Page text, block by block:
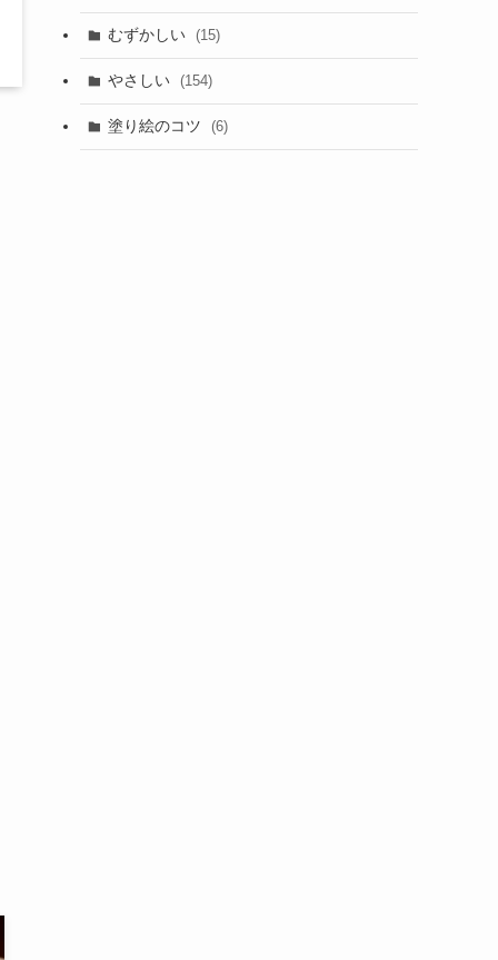
むずかしい (15)
やさしい (154)
塗り絵のコツ (6)